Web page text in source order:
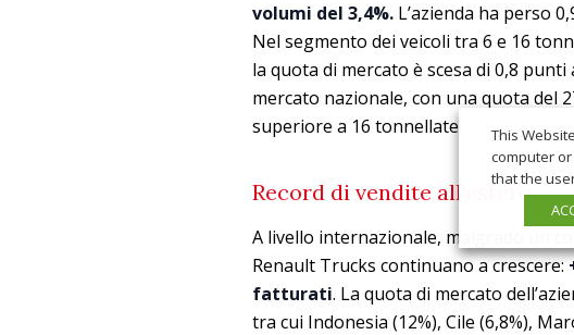
volumi del 3,4%. L’azienda ha perso
Nel segmento dei veicoli tra 6 e 16
la quota di mercato è scesa di 0,8
mercato nazionale, con una quota del
superiore a 16 tonnellate
Record di vendite all’estero
A livello internazionale, malgrado un
Renault Trucks continuano a crescere:
fatturati. La quota di mercato
tra cui Indonesia (12%), Cile (6,8%),
This
computer
that the